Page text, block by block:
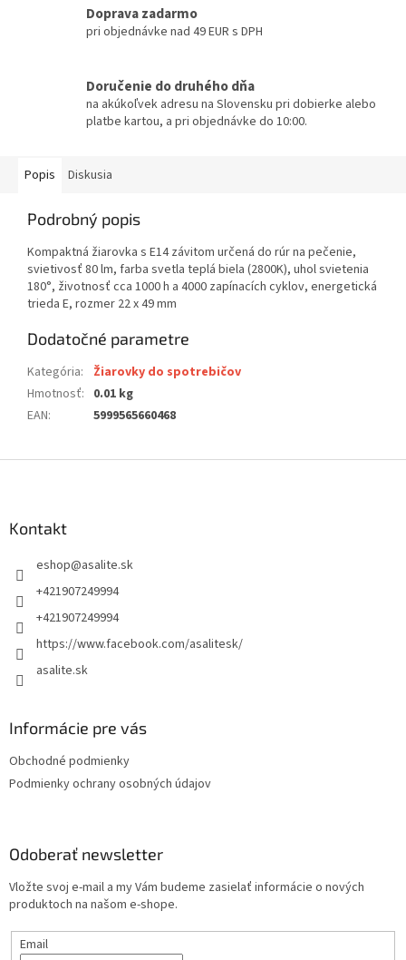
Doprava zadarmo
pri objednávke nad 49 EUR s DPH
Doručenie do druhého dňa
na akúkoľvek adresu na Slovensku pri dobierke alebo
platbe kartou, a pri objednávke do 10:00.
Popis Diskusia
Podrobný popis
Kompaktná žiarovka s E14 závitom určená do rúr na pečenie,
svietivosť 80 lm, farba svetla teplá biela (2800K), uhol svietenia
180°, životnosť cca 1000 h a 4000 zapínacích cyklov, energetická
trieda E, rozmer 22 x 49 mm
Dodatočné parametre
Kategória:
Žiarovky do spotrebičov
Hmotnosť: 0.01 kg
EAN: 5999565660468
Kontakt
eshop@asalite.sk
+421907249994
+421907249994
https://www.facebook.com/asalitesk/
asalite.sk
Informácie pre vás
Obchodné podmienky
Podmienky ochrany osobných údajov
Odoberať newsletter
Vložte svoj e-mail a my Vám budeme zasielať informácie o nových
produktoch na našom e-shope.
Email